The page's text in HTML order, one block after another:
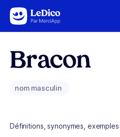
Aller au contenu
Bracon
nom masculin
Définitions, synonymes,